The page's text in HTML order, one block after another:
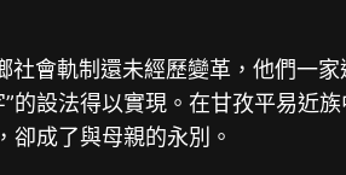
社會軌制還未經歷變革，他們一
的設法得以實現。在甘孜平易近
成了與母親的永別。